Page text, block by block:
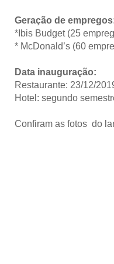
Geração de
*Ibis Budget (25
* McDonald’s (60
Data inauguração:
Restaurante: 23/12/
Hotel: segundo
Confiram as fotos do